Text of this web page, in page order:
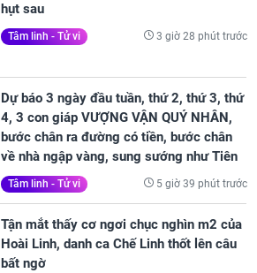
hụt sau
Tâm linh - Tử vi 3 giờ 28 phút trước
Dự báo 3 ngày đầu tuần, thứ 2, thứ 3, thứ
4, 3 con giáp VƯỢNG VẬN QUÝ NHÂN,
bước chân ra đường có tiền, bước chân
về nhà ngập vàng, sung sướng như Tiên
Tâm linh - Tử vi 5 giờ 39 phút trước
Tận mắt thấy cơ ngơi chục nghìn m2 của
Hoài Linh, danh ca Chế Linh thốt lên câu
bất ngờ